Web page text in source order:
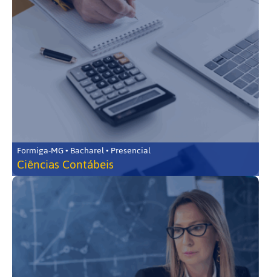
Formiga-MG • Bacharel • Presencial
Ciências Contábeis